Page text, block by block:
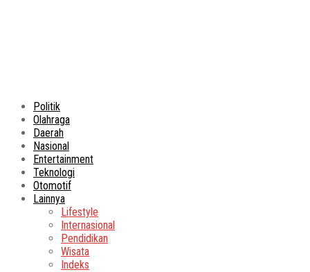
Politik
Olahraga
Daerah
Nasional
Entertainment
Teknologi
Otomotif
Lainnya
Lifestyle
Internasional
Pendidikan
Wisata
Indeks